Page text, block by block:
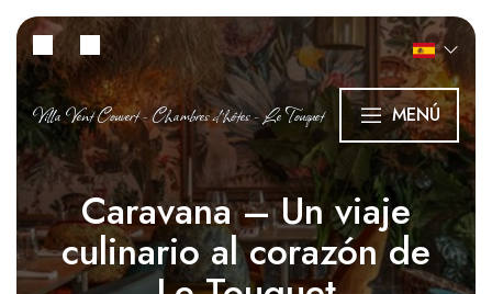
Villa Vent Couvert - Chambres d’hôtes - Le Touquet MENÚ
Caravana – Un viaje
culinario al corazón de